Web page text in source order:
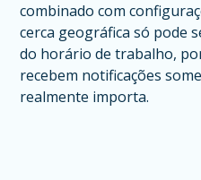
combinado com
cerca geográfica só pode
do horário de trabalho,
recebem notificações
realmente importa.